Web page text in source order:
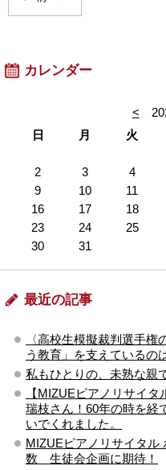
カレンダー
<
日
月 火
2
3 4
9
10 11
16
17 18
23
24 25
30
31
最近の記事
〈高校生模擬裁判選手
う教育」を支えているの
私もひとりの、未熟な親
【MIZUEピアノリサイタ
瑞枝さん！60年の時を経
いでくれました。
MIZUEピアノリサイタル
数 生徒会企画に期待！